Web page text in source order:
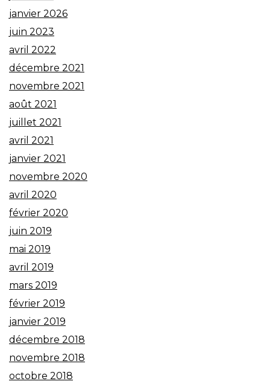
janvier 2026
juin 2023
avril 2022
décembre 2021
novembre 2021
août 2021
juillet 2021
avril 2021
janvier 2021
novembre 2020
avril 2020
février 2020
juin 2019
mai 2019
avril 2019
mars 2019
février 2019
janvier 2019
décembre 2018
novembre 2018
octobre 2018